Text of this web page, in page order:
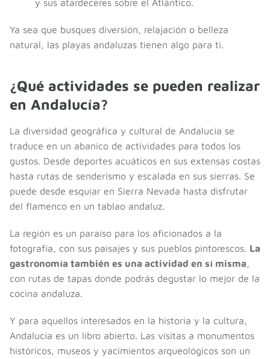
y sus atardeceres sobre el Atlántico.
Ya sea que busques diversión, relajación o belleza
natural, las playas andaluzas tienen algo para ti.
¿Qué actividades se pueden realizar
en Andalucía?
La diversidad geográfica y cultural de Andalucía se
traduce en un abanico de actividades para todos los
gustos. Desde deportes acuáticos en sus extensas costas
hasta rutas de senderismo y escalada en sus sierras. Se
puede desde esquiar en Sierra Nevada hasta disfrutar
del flamenco en un tablao andaluz.
La región es un paraíso para los aficionados a la
fotografía, con sus paisajes y sus pueblos pintorescos. La
gastronomía también es una actividad en sí misma,
con rutas de tapas donde podrás degustar lo mejor de la
cocina andaluza.
Y para aquellos interesados en la historia y la cultura,
Andalucía es un libro abierto. Las visitas a monumentos
históricos, museos y yacimientos arqueológicos son un